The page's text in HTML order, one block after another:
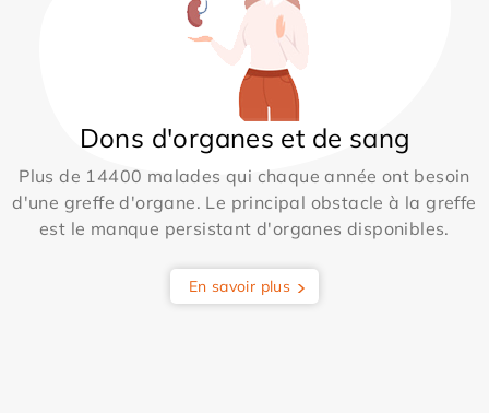
Dons d'organes et de sang
Plus de 14400 malades qui chaque année ont besoin
d'une greffe d'organe. Le principal obstacle à la greffe
est le manque persistant d'organes disponibles.
En savoir plus